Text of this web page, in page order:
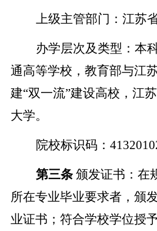
上级主管部门：江苏
办学层次及类型：本
通高等学校，教育部与江
建“双一流”建设高校，江
大学。
院校标识码：
第三条 颁发证书：在
所在专业毕业要求者，颁
业证书；符合学校学位授